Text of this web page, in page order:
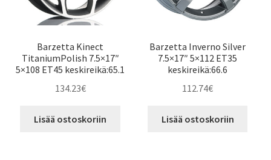
Barzetta Kinect
TitaniumPolish 7.5×17″
5×108 ET45 keskireikä:65.1
134.23€
Lisää ostoskoriin
Barzetta Inverno Silver
7.5×17″ 5×112 ET35
keskireikä:66.6
112.74€
Lisää ostoskoriin